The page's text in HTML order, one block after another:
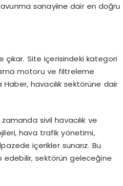
sanayiine dair en doğru
çıkar. Site içerisindeki kategori
motoru ve filtreleme
havacılık sektörüne dair
sivil havacılık ve
hava trafik yönetimi,
içerikler sunarız. Bu
edebilir, sektörün geleceğine